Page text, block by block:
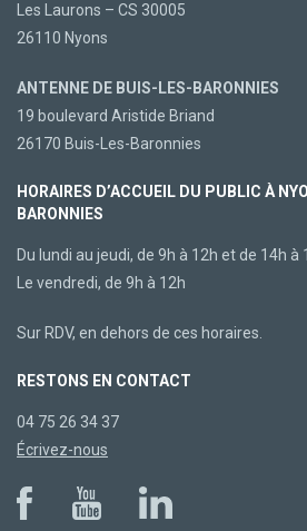
Les Laurons – CS 30005
26110 Nyons
ANTENNE DE BUIS-LES-BARONNIES
19 boulevard Aristide Briand
26170 Buis-Les-Baronnies
HORAIRES D’ACCUEIL DU PUBLIC À
BARONNIES
Du lundi au jeudi, de 9h à 12h et de 14h à
Le vendredi, de 9h à 12h
Sur RDV, en dehors de ces horaires.
RESTONS EN CONTACT
04 75 26 34 37
Écrivez-nous